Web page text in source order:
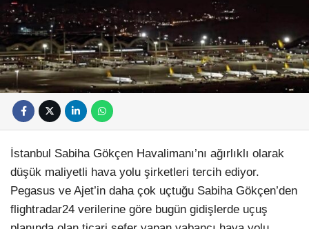
İstanbul Sabiha Gökçen Havalimanı’nı ağırlıklı olarak
düşük maliyetli hava yolu şirketleri tercih ediyor.
Pegasus ve Ajet’in daha çok uçtuğu Sabiha Gökçen’den
flightradar24 verilerine göre bugün gidişlerde uçuş